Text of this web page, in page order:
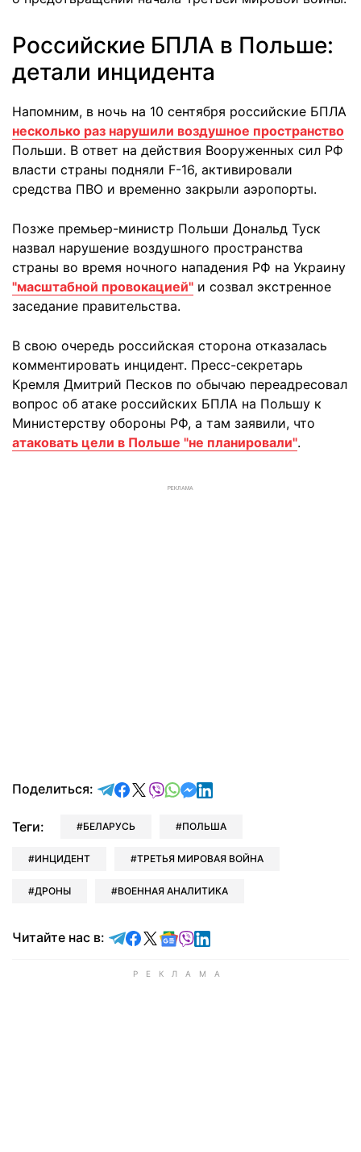
Российские БПЛА в Польше:
детали инцидента
Напомним, в ночь на 10 сентября российские БПЛА
несколько раз нарушили воздушное пространство
Польши. В ответ на действия Вооруженных сил РФ
власти страны подняли F-16, активировали
средства ПВО и временно закрыли аэропорты.
Позже премьер-министр Польши Дональд Туск
назвал нарушение воздушного пространства
страны во время ночного нападения РФ на Украину
"масштабной провокацией" и созвал экстренное
заседание правительства.
В свою очередь российская сторона отказалась
комментировать инцидент. Пресс-секретарь
Кремля Дмитрий Песков по обычаю переадресовал
вопрос об атаке российских БПЛА на Польшу к
Министерству обороны РФ, а там заявили, что
атаковать цели в Польше "не планировали".
РЕКЛАМА
Поделиться: отправить в Telegram
поделиться в Facebook
поделиться в X
отправить в Viber
отправить в Whatsapp
отправить в Messenger
отправить в LinkedIn
Теги: БЕЛАРУСЬ ПОЛЬША
ИНЦИДЕНТ ТРЕТЬЯ МИРОВАЯ ВОЙНА
ДРОНЫ ВОЕННАЯ АНАЛИТИКА
Читайте нас в: Читайте в Telegram
Читайте в Facebook
Читайте в X
Читайте в Google news
Читайте в Viber
Читайте в LinkedIn